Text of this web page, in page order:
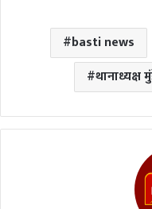
basti news